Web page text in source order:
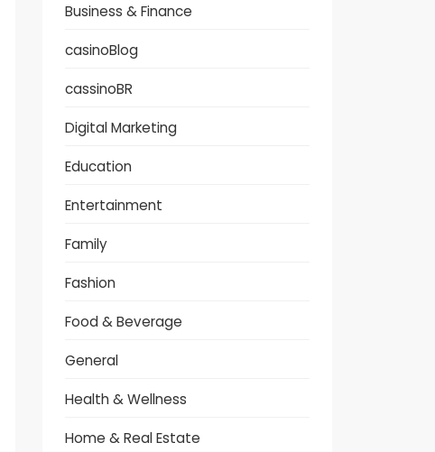
Business & Finance
casinoBlog
cassinoBR
Digital Marketing
Education
Entertainment
Family
Fashion
Food & Beverage
General
Health & Wellness
Home & Real Estate